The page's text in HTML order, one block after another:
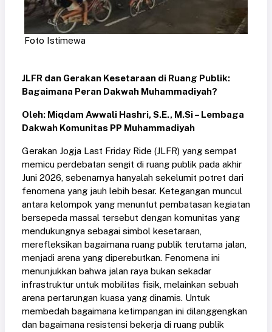
Foto Istimewa
JLFR dan Gerakan Kesetaraan di Ruang Publik:
Bagaimana Peran Dakwah Muhammadiyah?
Oleh: Miqdam Awwali Hashri, S.E., M.Si – Lembaga
Dakwah Komunitas PP Muhammadiyah
Gerakan Jogja Last Friday Ride (JLFR) yang sempat
memicu perdebatan sengit di ruang publik pada akhir
Juni 2026, sebenarnya hanyalah sekelumit potret dari
fenomena yang jauh lebih besar. Ketegangan muncul
antara kelompok yang menuntut pembatasan kegiatan
bersepeda massal tersebut dengan komunitas yang
mendukungnya sebagai simbol kesetaraan,
merefleksikan bagaimana ruang publik terutama jalan,
menjadi arena yang diperebutkan. Fenomena ini
menunjukkan bahwa jalan raya bukan sekadar
infrastruktur untuk mobilitas fisik, melainkan sebuah
arena pertarungan kuasa yang dinamis. Untuk
membedah bagaimana ketimpangan ini dilanggengkan
dan bagaimana resistensi bekerja di ruang publik